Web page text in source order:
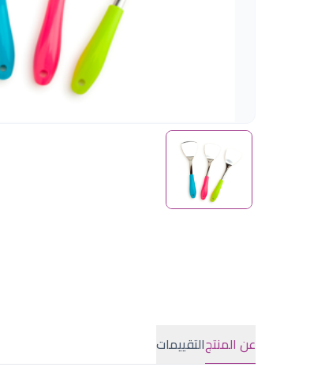
عن المنتجالتقييمات